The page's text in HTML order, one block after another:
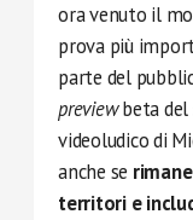
ora venuto il
prova più
parte del
previewbeta del
videoludico di
anche se
territori e